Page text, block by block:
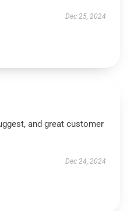
Dec 25, 2024
and great customer
Dec 24, 2024